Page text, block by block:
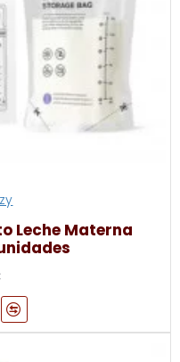
Leche Materna